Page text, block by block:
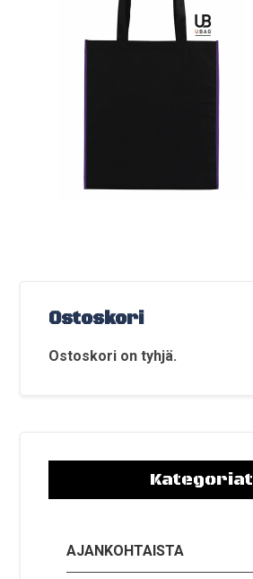
Ostoskori
Ostoskori on tyhjä.
Kategoriat
AJANKOHTAISTA